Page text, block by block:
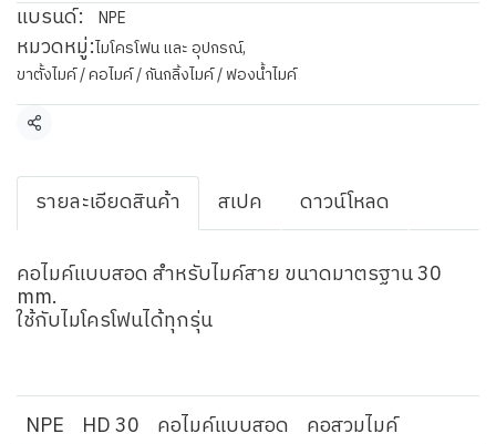
แบรนด์:
NPE
หมวดหมู่:ไมโครโฟน และ อุปกรณ์,
ขาตั้งไมค์ / คอไมค์ / กันกลิ้งไมค์ / ฟองน้ำไมค์
แชร์
รายละเอียดสินค้า สเปค ดาวน์โหลด
คอไมค์แบบสอด สำหรับไมค์สาย ขนาดมาตรฐาน 30
mm.
ใช้กับไมโครโฟนได้ทุกรุ่น
NPE HD 30 คอไมค์แบบสอด คอสวมไมค์